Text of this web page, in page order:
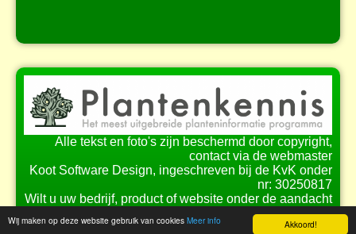
Akkoord!
Wij maken op deze website gebruik van cookies Meer info
Alle tekst en foto's zijn beschermd door copyright,
contact via de webmaster
Koot Software Design, ingeschreven bij de KvK onder
nr: 30250817
Wilt u uw bedrijf, product of website onder de aandacht
brengen bij onze bezoekers?
Bekijk demogelijkhedenvoor samenwerking.